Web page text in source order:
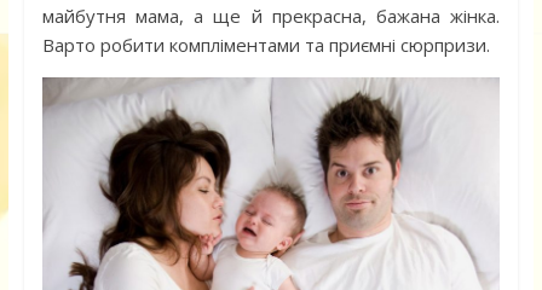
майбутня мама, а ще й прекрасна, бажана жінка.
Варто робити компліментами та приємні сюрпризи.